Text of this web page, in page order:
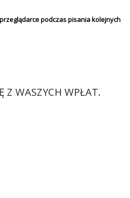
podczas pisania kolejnych
Z WASZYCH WPŁAT.